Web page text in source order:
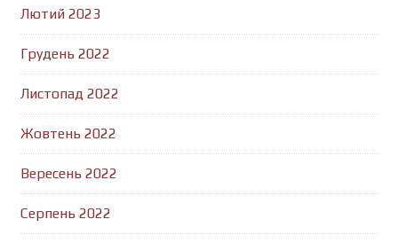
Лютий 2023
Грудень 2022
Листопад 2022
Жовтень 2022
Вересень 2022
Серпень 2022